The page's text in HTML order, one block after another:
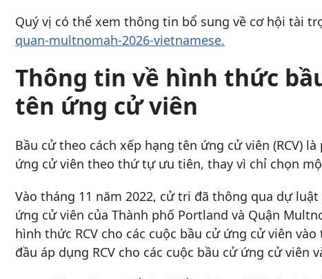
Quý vị có thể xem thông tin bổ sung về cơ hội tài
quan-multnomah-2026-vietnamese.
Thông tin về hình thức
tên ứng cử viên
Bầu cử theo cách xếp hạng tên ứng cử viên (RCV)
ứng cử viên theo thứ tự ưu tiên, thay vì chỉ chọn
Vào tháng 11 năm 2022, cử tri đã thông qua dự
ứng cử viên của Thành phố Portland và Quận
hình thức RCV cho các cuộc bầu cử ứng cử viên
đầu áp dụng RCV cho các cuộc bầu cử ứng cử viên